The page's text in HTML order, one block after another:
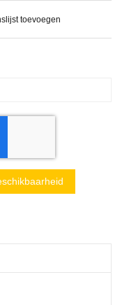
toevoegen